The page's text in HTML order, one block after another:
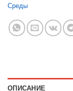
Среды
ОПИСАНИЕ